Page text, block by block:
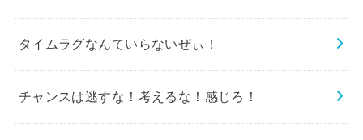
タイムラグなんていらないぜぃ！
チャンスは逃すな！考えるな！感じろ！